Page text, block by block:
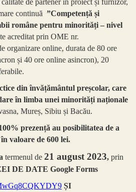
continuă ”Competență și
române pentru minorități – nivel
acreditat prin OME nr.
organizare online, durata de 80 ore
și 40 ore online asincron), 20
din învățământul preșcolar, care
în limba unei minorități naționale
Mureș, Sibiu și Bacău.
prezență au posibilitatea de a
valoare de 600 lei.
termenul de 21 august 2023, prin
DE DATE Google Forms
ȘI